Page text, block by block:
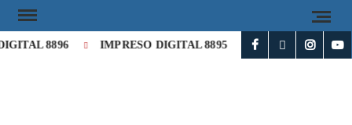
8896 IMPRESO DIGITAL 8895 IMPRESO